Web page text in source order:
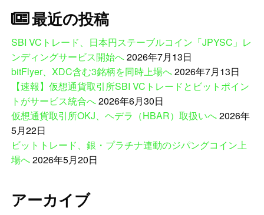
最近の投稿
SBI VCトレード、日本円ステーブルコイン「JPYSC」レ
ンディングサービス開始へ2026年7月13日
bitFlyer、XDC含む3銘柄を同時上場へ2026年7月13日
【速報】仮想通貨取引所SBI VCトレードとビットポイン
トがサービス統合へ2026年6月30日
仮想通貨取引所OKJ、ヘデラ（HBAR）取扱いへ2026年
5月22日
ビットトレード、銀・プラチナ連動のジパングコイン上
場へ2026年5月20日
アーカイブ